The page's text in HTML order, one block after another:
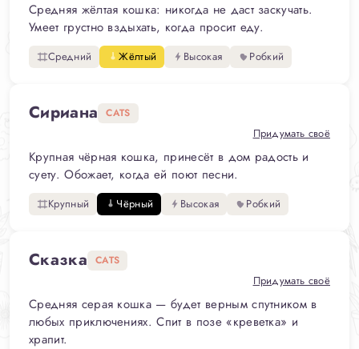
Средняя жёлтая кошка: никогда не даст заскучать.
Умеет грустно вздыхать, когда просит еду.
Средний Жёлтый Высокая Робкий
Сириана CATS
Придумать своё
Крупная чёрная кошка, принесёт в дом радость и
суету. Обожает, когда ей поют песни.
Крупный Чёрный Высокая Робкий
Сказка CATS
Придумать своё
Средняя серая кошка — будет верным спутником в
любых приключениях. Спит в позе «креветка» и
храпит.